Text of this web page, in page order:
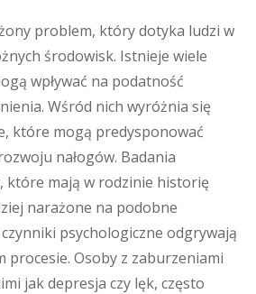
problem, który dotyka ludzi w
środowisk. Istnieje wiele
wpływać na podatność
Wśród nich wyróżnia się
które mogą predysponować
nałogów. Badania
które mają w rodzinie historię
narażone na podobne
psychologiczne odgrywają
procesie. Osoby z zaburzeniami
jak depresja czy lęk, często